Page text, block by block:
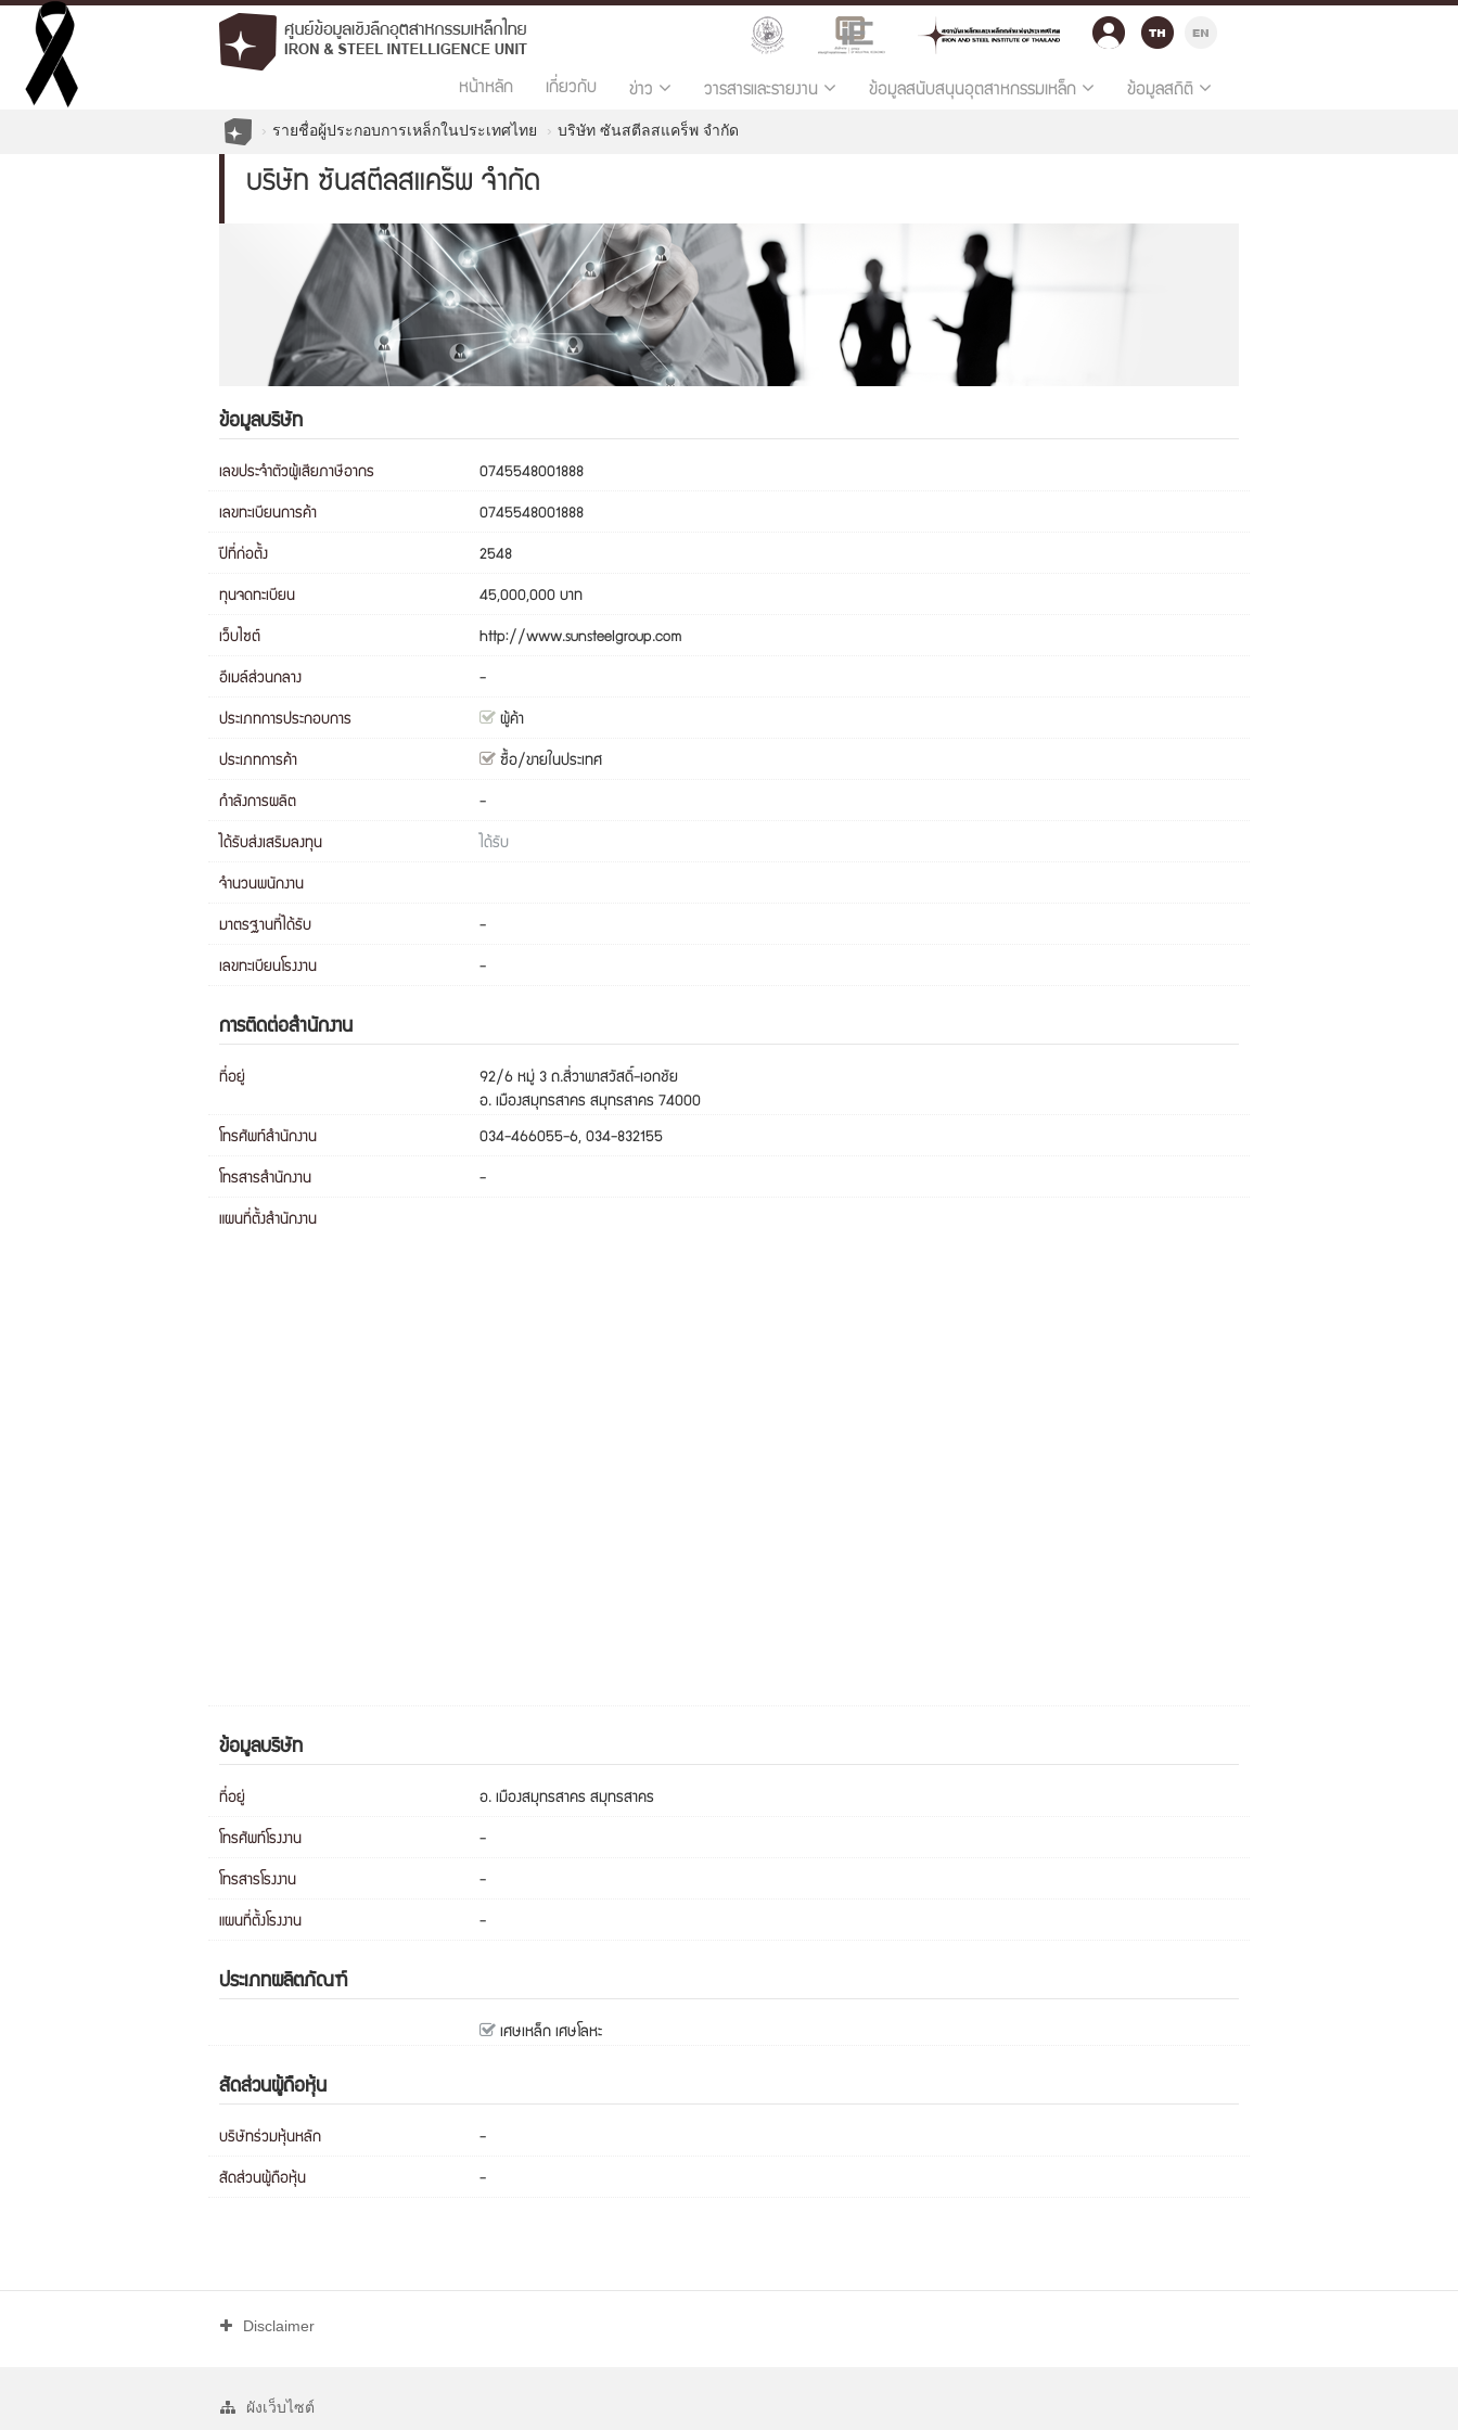
หน้าหลัก เกี่ยวกับ ข่าว วารสารและรายงาน ข้อมูลสนับสนุนอุตสาหกรรมเหล็ก ข้อมูลสถิติ
รายชื่อผู้ประกอบการเหล็กในประเทศไทย บริษัท ซันสตีลสแคร็พ จำกัด
บริษัท ซันสตีลสแคร็พ จำกัด
ข้อมูลบริษัท
เลขประจำตัวผู้เสียภาษีอากร 0745548001888
เลขทะเบียนการค้า 0745548001888
ปีที่ก่อตั้ง 2548
ทุนจดทะเบียน 45,000,000 บาท
เว็บไซต์ http://www.sunsteelgroup.com
อีเมล์ส่วนกลาง -
ประเภทการประกอบการ ผู้ค้า
ประเภทการค้า ซื้อ/ขายในประเทศ
กำลังการผลิต -
ได้รับส่งเสริมลงทุน ได้รับ
จำนวนพนักงาน
มาตรฐานที่ได้รับ -
เลขทะเบียนโรงงาน -
การติดต่อสำนักงาน
ที่อยู่
92/6 หมู่ 3 ถ.สี่วาพาสวัสดิ์-เอกชัย
อ. เมืองสมุทรสาคร สมุทรสาคร 74000
โทรศัพท์สำนักงาน 034-466055-6, 034-832155
โทรสารสำนักงาน -
แผนที่ตั้งสำนักงาน
ข้อมูลบริษัท
ที่อยู่ อ. เมืองสมุทรสาคร สมุทรสาคร
โทรศัพท์โรงงาน -
โทรสารโรงงาน -
แผนที่ตั้งโรงงาน -
ประเภทผลิตภัณฑ์
เศษเหล็ก เศษโลหะ
สัดส่วนผู้ถือหุ้น
บริษัทร่วมหุ้นหลัก -
สัดส่วนผู้ถือหุ้น -
Disclaimer
ผังเว็บไซต์